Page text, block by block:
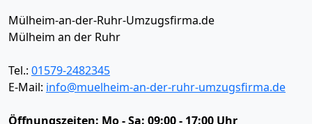
Mülheim-an-der-Ruhr-Umzugsfirma.de
Mülheim an der Ruhr
Tel.: 01579-2482345
E-Mail: info@muelheim-an-der-ruhr-umzugsfirma.de
Öffnungszeiten: Mo - Sa: 09:00 - 17:00 Uhr